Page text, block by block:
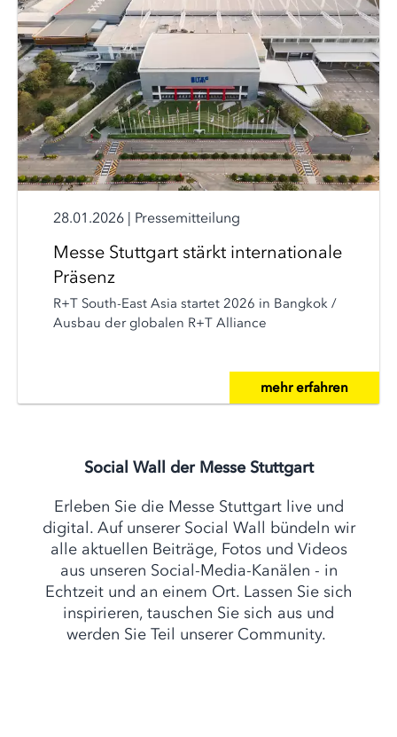
28.01.2026 | Pressemitteilung
Messe Stuttgart stärkt internationale
Präsenz
R+T South-East Asia startet 2026 in Bangkok /
Ausbau der globalen R+T Alliance
mehr erfahren
Social Wall der Messe Stuttgart
Erleben Sie die Messe Stuttgart live und
digital. Auf unserer Social Wall bündeln wir
alle aktuellen Beiträge, Fotos und Videos
aus unseren Social-Media-Kanälen - in
Echtzeit und an einem Ort. Lassen Sie sich
inspirieren, tauschen Sie sich aus und
werden Sie Teil unserer Community.